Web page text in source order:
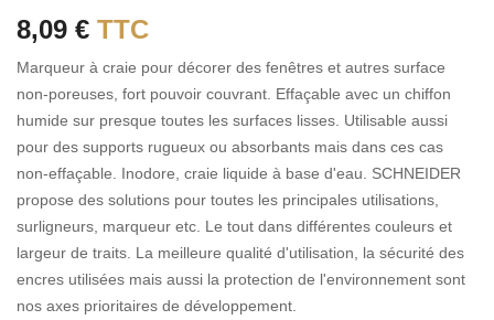
8,09 € TTC
Marqueur à craie pour décorer des fenêtres et autres surface
non-poreuses, fort pouvoir couvrant. Effaçable avec un chiffon
humide sur presque toutes les surfaces lisses. Utilisable aussi
pour des supports rugueux ou absorbants mais dans ces cas
non-effaçable. Inodore, craie liquide à base d'eau. SCHNEIDER
propose des solutions pour toutes les principales utilisations,
surligneurs, marqueur etc. Le tout dans différentes couleurs et
largeur de traits. La meilleure qualité d'utilisation, la sécurité des
encres utilisées mais aussi la protection de l'environnement sont
nos axes prioritaires de développement.